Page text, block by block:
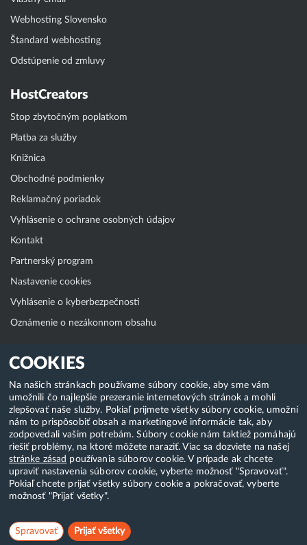
COOKIES
Na našich stránkach používame súbory cookie, aby sme vám
umožnili čo najlepšie prezeranie internetových stránok a mohli
zlepšovať naše služby. Pokiaľ prijmete všetky súbory cookie, umožní
nám to prispôsobiť obsah a marketingové informácie tak, aby
zodpovedali vašim potrebám. Súbory cookie nám taktiež pomáhajú
riešiť problémy, na ktoré môžete naraziť. Viac sa dozviete na našej
stránke zásad používania súborov cookie. V prípade ak chcete
upraviť nastavenia súborov cookie, vyberte možnosť "Spravovať".
Pokiaľ chcete prijať všetky súbory cookie a pokračovať, vyberte
možnosť "Prijať všetky".
Spravovať Prijať všetky
Webhosting Slovensko
Štandard webhosting
Odstúpenie od zmluvy
HostCreators
Stop zbytočným poplatkom
Platba za služby
Knižnica
Obchodné podmienky
Reklamačný poriadok
Vyhlásenie o ochrane osobných údajov
Kontakt
Partnerský program
Nastavenie cookies
Vyhlásenie o kyberbezpečnosti
Oznámenie o nezákonnom obsahu
Klientská zóna
WebAdmin
WebMail
Zmena hesla (E-mail, FTP, SSH)
Webhosting
Domény
Copyright & 2018-2026 HostCreators. Všetky práva vyhradené